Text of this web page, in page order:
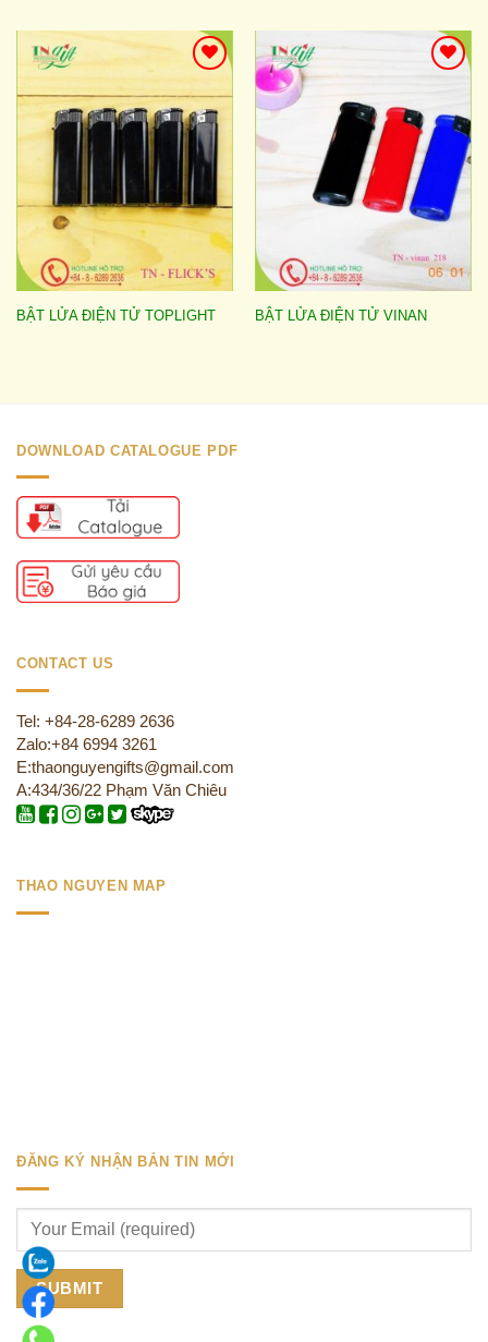
wishlist
BẬT LỬA ĐIỆN TỬ TOPLIGHT
wishlist
BẬT LỬA ĐIỆN TỬ VINAN
DOWNLOAD CATALOGUE PDF
CONTACT US
Tel: +84-28-6289 2636
Zalo:+84 6994 3261
E:thaonguyengifts@gmail.com
A:434/36/22 Phạm Văn Chiêu
THAO NGUYEN MAP
ĐĂNG KÝ NHẬN BẢN TIN MỚI